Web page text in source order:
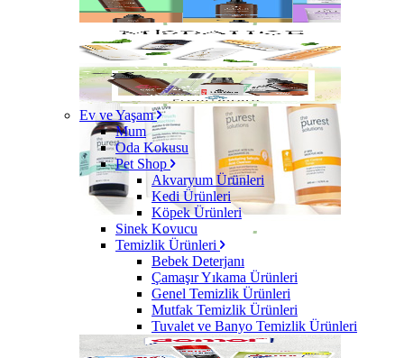
Ev ve Yaşam
Mum
Oda Kokusu
Pet Shop
Akvaryum Ürünleri
Kedi Ürünleri
Köpek Ürünleri
Sinek Kovucu
Temizlik Ürünleri
Bebek Deterjanı
Çamaşır Yıkama Ürünleri
Genel Temizlik Ürünleri
Mutfak Temizlik Ürünleri
Tuvalet ve Banyo Temizlik Ürünleri